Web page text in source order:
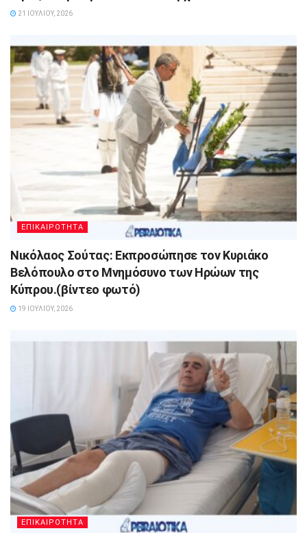
21 ΙΟΥΛΊΟΥ, 2026
ΕΠΙΚΑΙΡΟΤΗΤΑ
Νικόλαος Σούτας: Εκπροσώπησε τον Κυριάκο
Βελόπουλο στο Μνημόσυνο των Ηρώων της
Κύπρου.(βίντεο φωτό)
19 ΙΟΥΛΊΟΥ, 2026
ΕΠΙΚΑΙΡΟΤΗΤΑ